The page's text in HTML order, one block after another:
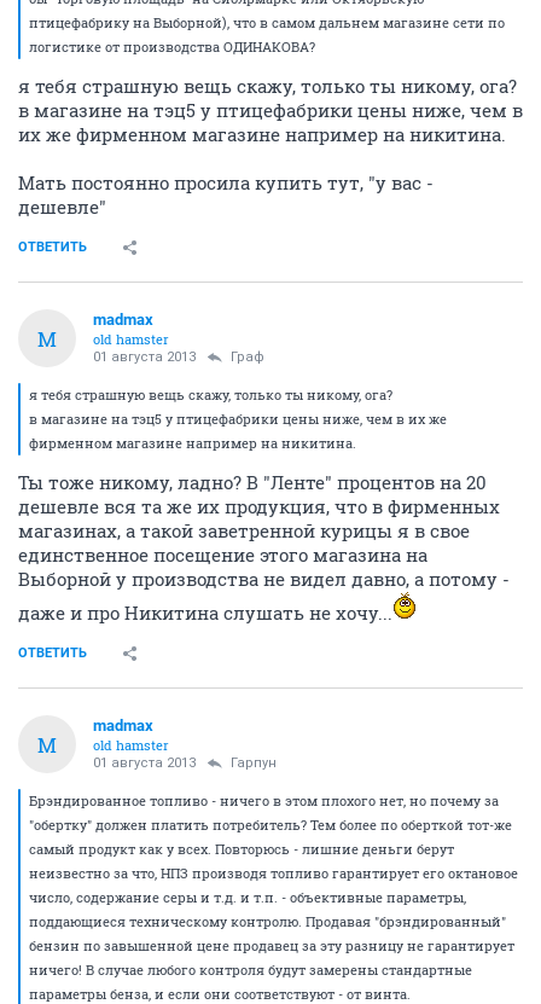
птицефабрику на Выборной), что в самом дальнем магазине сети по
логистике от производства ОДИНАКОВА?
я тебя страшную вещь скажу, только ты никому, ога?
в магазине на тэц5 у птицефабрики цены ниже, чем в
их же фирменном магазине например на никитина.
Мать постоянно просила купить тут, "у вас -
дешевле"
ОТВЕТИТЬ
M
madmax
old hamster
01 августа 2013 Граф
я тебя страшную вещь скажу, только ты никому, ога?
в магазине на тэц5 у птицефабрики цены ниже, чем в их же
фирменном магазине например на никитина.
Ты тоже никому, ладно? В "Ленте" процентов на 20
дешевле вся та же их продукция, что в фирменных
магазинах, а такой заветренной курицы я в свое
единственное посещение этого магазина на
Выборной у производства не видел давно, а потому -
даже и про Никитина слушать не хочу...
ОТВЕТИТЬ
M
madmax
old hamster
01 августа 2013 Гарпун
Брэндированное топливо - ничего в этом плохого нет, но почему за
"обертку" должен платить потребитель? Тем более по оберткой тот-же
самый продукт как у всех. Повторюсь - лишние деньги берут
неизвестно за что, НПЗ производя топливо гарантирует его октановое
число, содержание серы и т.д. и т.п. - объективные параметры,
поддающиеся техническому контролю. Продавая "брэндированный"
бензин по завышенной цене продавец за эту разницу не гарантирует
ничего! В случае любого контроля будут замерены стандартные
параметры бенза, и если они соответствуют - от винта.